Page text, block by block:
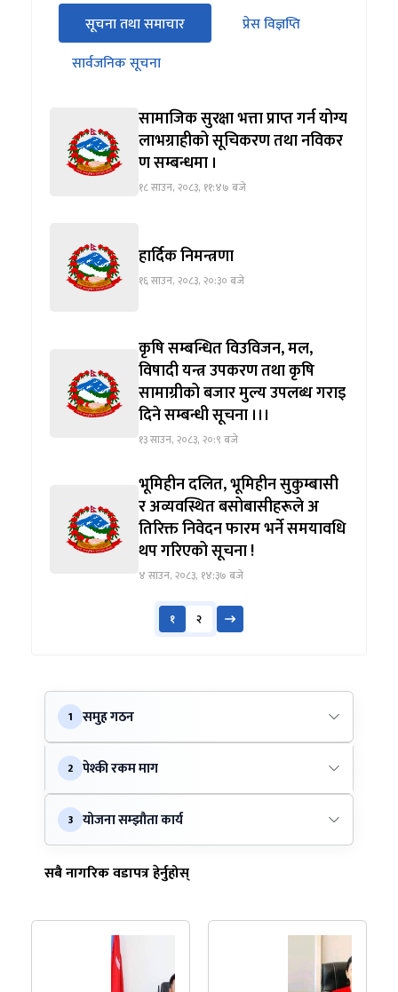
सीधा
पहिलो
ट्याबको
सूचना तथा समाचार
(सक्रिय ट्याब)
प्रेस विज्ञप्ति
सार्वजनिक सूचना
सामाजिक सुरक्षा भत्ता प्राप्त गर्न योग्य
लाभग्राहीको सूचिकरण तथा नविकर
ण सम्बन्धमा ।
१८ साउन, २०८३, ११:४७ बजे
हार्दिक निमन्त्रणा
१६ साउन, २०८३, २०:३० बजे
कृषि सम्बन्धित विउविजन, मल,
विषादी यन्त्र उपकरण तथा कृषि
सामाग्रीको बजार मुल्य उपलब्ध गराइ
दिने सम्बन्धी सूचना ।।।
१३ साउन, २०८३, २०:९ बजे
भूमिहीन दलित, भूमिहीन सुकुम्बासी
र अव्यवस्थित बसोबासीहरूले अ
तिरिक्त निवेदन फारम भर्ने समयावधि
थप गरिएको सूचना !
४ साउन, २०८३, १४:३७ बजे
१ २
1 समुह गठन
2 पेश्की रकम माग
3 योजना सम्झौता कार्य
सबै नागरिक वडापत्र हेर्नुहोस्